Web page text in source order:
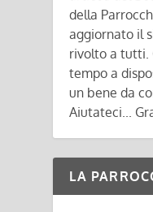
della
aggiornato il
rivolto a tutti.
tempo a
un bene da
Aiutateci...
LA